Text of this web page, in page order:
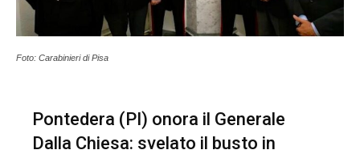
Foto: Carabinieri di Pisa
Pontedera (PI) onora il Generale
Dalla Chiesa: svelato il busto in